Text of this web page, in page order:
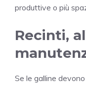
produttive o più
Recinti,
Se le galline